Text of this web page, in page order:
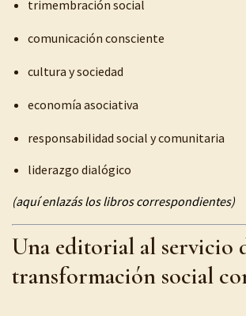
trimembración social
comunicación consciente
cultura y sociedad
economía asociativa
responsabilidad social y comunitaria
liderazgo dialógico
(aquí enlazás los libros correspondientes)
Una editorial al servicio
transformación social